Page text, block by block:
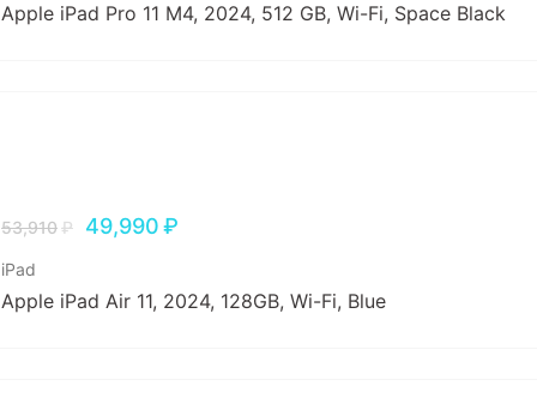
Apple iPad Pro 11 M4, 2024, 512 GB, Wi-Fi, Space Black
53,910₽ 49,990₽
iPad
Apple iPad Air 11, 2024, 128GB, Wi-Fi, Blue